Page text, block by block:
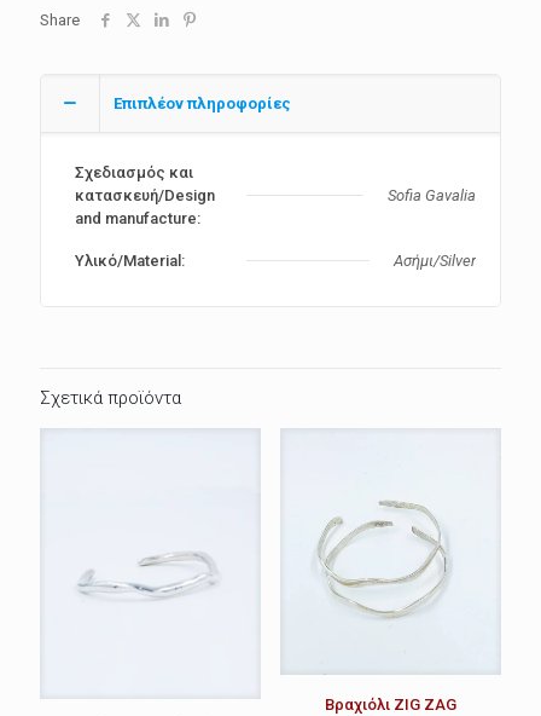
Share
Επιπλέον πληροφορίες
Σχεδιασμός και
κατασκευή/Design
and manufacture:
Sofia Gavalia
Υλικό/Material: Ασήμι/Silver
Σχετικά προϊόντα
Βραχιόλι ZIG ZAG